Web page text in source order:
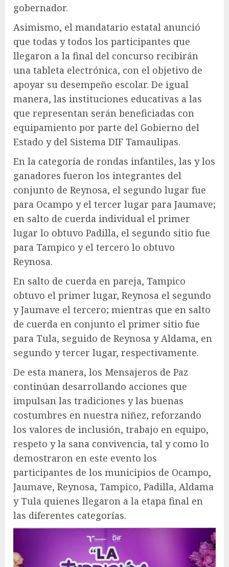
gobernador.
Asimismo, el mandatario estatal anunció
que todas y todos los participantes que
llegaron a la final del concurso recibirán
una tableta electrónica, con el objetivo de
apoyar su desempeño escolar. De igual
manera, las instituciones educativas a las
que representan serán beneficiadas con
equipamiento por parte del Gobierno del
Estado y del Sistema DIF Tamaulipas.
En la categoría de rondas infantiles, las y los
ganadores fueron los integrantes del
conjunto de Reynosa, el segundo lugar fue
para Ocampo y el tercer lugar para Jaumave;
en salto de cuerda individual el primer
lugar lo obtuvo Padilla, el segundo sitio fue
para Tampico y el tercero lo obtuvo
Reynosa.
En salto de cuerda en pareja, Tampico
obtuvo el primer lugar, Reynosa el segundo
y Jaumave el tercero; mientras que en salto
de cuerda en conjunto el primer sitio fue
para Tula, seguido de Reynosa y Aldama, en
segundo y tercer lugar, respectivamente.
De esta manera, los Mensajeros de Paz
continúan desarrollando acciones que
impulsan las tradiciones y las buenas
costumbres en nuestra niñez, reforzando
los valores de inclusión, trabajo en equipo,
respeto y la sana convivencia, tal y como lo
demostraron en este evento los
participantes de los municipios de Ocampo,
Jaumave, Reynosa, Tampico, Padilla, Aldama
y Tula quienes llegaron a la etapa final en
las diferentes categorías.